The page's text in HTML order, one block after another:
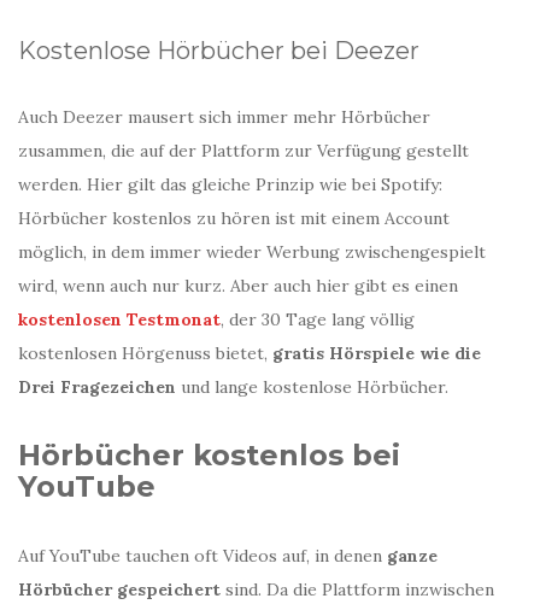
Kostenlose Hörbücher bei Deezer
Auch Deezer mausert sich immer mehr Hörbücher
zusammen, die auf der Plattform zur Verfügung gestellt
werden. Hier gilt das gleiche Prinzip wie bei Spotify:
Hörbücher kostenlos zu hören ist mit einem Account
möglich, in dem immer wieder Werbung zwischengespielt
wird, wenn auch nur kurz. Aber auch hier gibt es einen
kostenlosen Testmonat, der 30 Tage lang völlig
kostenlosen Hörgenuss bietet, gratis Hörspiele wie die
Drei Fragezeichen und lange kostenlose Hörbücher.
Hörbücher kostenlos bei
YouTube
Auf YouTube tauchen oft Videos auf, in denen ganze
Hörbücher gespeichert sind. Da die Plattform inzwischen